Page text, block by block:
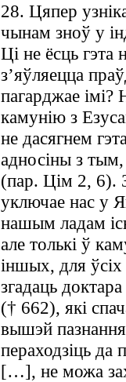
28. Цяпер
чынам зноў у
Ці не ёсць гэта
з’яўляецца
пагарджае
камунію з
не дасягнем
адносіны з тым,
(пар. Цім 2, 6).
уключае нас у
нашым ладам
але толькі ў
іншых, для ўсіх
згадаць
(† 662), які
вышэй пазнання
пераходзіць
[…], не можа